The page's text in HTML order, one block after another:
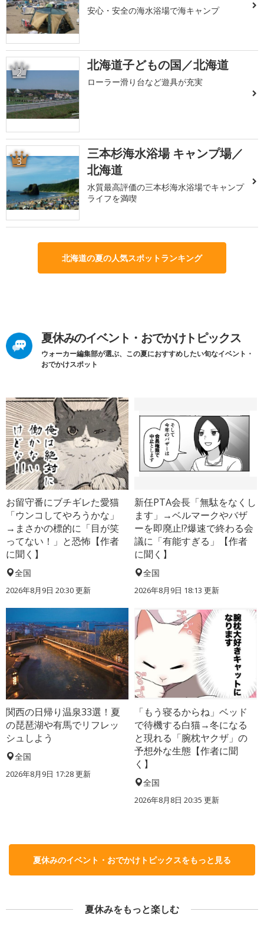
安心・安全の海水浴場で海キャンプ
2 北海道子どもの国／北海道
ローラー滑り台など遊具が充実
3
三本杉海水浴場 キャンプ場／
北海道
水質最高評価の三本杉海水浴場でキャンプ
ライフを満喫
北海道の夏の人気スポットランキング
夏休みのイベント・おでかけトピックス
ウォーカー編集部が選ぶ、この夏におすすめしたい旬なイベント・
おでかけスポット
お留守番にブチギレた愛猫
「ウンコしてやろうかな」
→まさかの標的に「目が笑
ってない！」と恐怖【作者
に聞く】
全国
2026年8月9日 20:30更新
新任PTA会長「無駄をなくし
ます」→ベルマークやバザ
ーを即廃止!?爆速で終わる会
議に「有能すぎる」【作者
に聞く】
全国
2026年8月9日 18:13 更新
関西の日帰り温泉33選！夏
の琵琶湖や有馬でリフレッ
シュしよう
全国
2026年8月9日 17:28更新
「もう寝るからね」ベッド
で待機する白猫→冬になる
と現れる「腕枕ヤクザ」の
予想外な生態【作者に聞
く】
全国
2026年8月8日 20:35 更新
夏休みのイベント・おでかけトピックスをもっと見る
夏休みをもっと楽しむ